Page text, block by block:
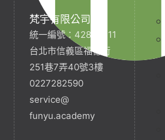
梵宇有限公司
統一編號：42854211
台北市信義區福德街
251巷7弄40號3樓
0227282590
service@
funyu.academy